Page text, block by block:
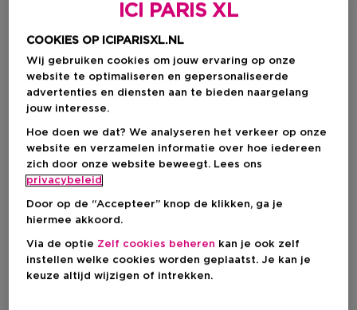
huidverzorging en/of make-up.
Over dit product
Remover van Lancôme
Ontdek een nieuw tijdperk van mascara verwijdering
en ultieme wimperverzorging. Onze innovatieve
formule, die voor 93% uit huidverzorgende
ingrediënten bestaat, zoals jojoba-olie en squalaan,
effectief op in slechts 1 minuut.
Lancôme Lash Idôle Mascara Melter Verzorgende
Productdetails
Gebruiksaanwijzingen:
Gebruik de gebogen zijde van het borsteltje om de
formule aan te brengen op de wimperwortels
Kam elke wimper van wortel tot punt met de zijde met
nano-borsteltjes
Ingrediënten
ISOHEXADECANE , ISONONYL ISONONANOATE ,
ISODODECANE , DIMETHICONE , C30-45
ALKYLDIMETHYLSILYL
POLYPROPYLSILSESQUIOXANE ,
DIMETHICONE/PEG-10/15 CROSSPOLYMER ,
Productveiligheid
Contactnaam:
LANCOME Paris
Online contact:
ICI PARIS XL
COOKIES OP ICIPARISXL.NL
Wij gebruiken cookies om jouw ervaring op onze
website te optimaliseren en gepersonaliseerde
advertenties en diensten aan te bieden naargelang
jouw interesse.
Hoe doen we dat? We analyseren het verkeer op onze
website en verzamelen informatie over hoe iedereen
zich door onze website beweegt. Lees ons
privacybeleid
Door op de “Accepteer” knop de klikken, ga je
hiermee akkoord.
Via de optie Zelf cookies beheren kan je ook zelf
instellen welke cookies worden geplaatst. Je kan je
keuze altijd wijzigen of intrekken.